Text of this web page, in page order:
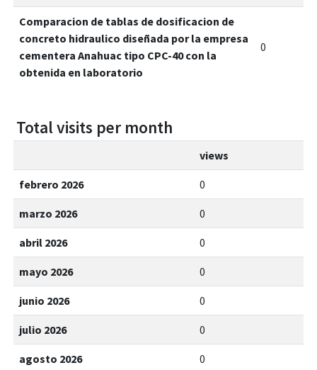
Comparacion de tablas de dosificacion de
concreto hidraulico diseñada por la empresa
cementera Anahuac tipo CPC-40 con la
obtenida en laboratorio
0
Total visits per month
views
febrero 2026 0
marzo 2026 0
abril 2026 0
mayo 2026 0
junio 2026 0
julio 2026 0
agosto 2026 0